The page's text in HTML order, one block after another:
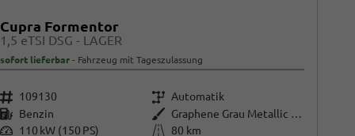
Cupra Formentor
1,5 eTSI DSG - LAGER
sofort lieferbar Fahrzeug mit Tageszulassung
Fahrzeugnr. 109130 Getriebe Automatik
Kraftstoff Benzin Außenfarbe
Graphene Grau Metallic (R6)
Leistung 110 kW (150 PS) Kilometerstand
80 km